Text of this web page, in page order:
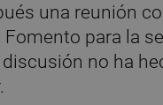
una reunión
para la
no ha